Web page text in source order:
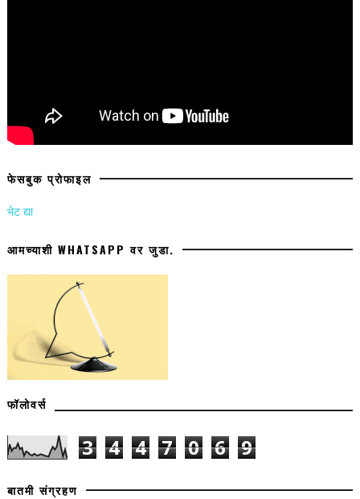
फेसबुक प्रोफाइल
भेट द्या
आमच्याशी WHATSAPP वर जुडा.
फॉलोवर्स
3 4 4 7 0 6 9
बातमी संग्रहण